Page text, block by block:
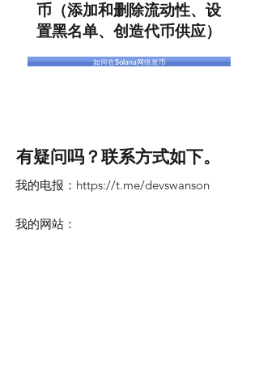
币（添加和删除流动性、设
置黑名单、创造代币供应）
如何在Solana网络发币
有疑问吗？联系方式如下。
我的电报： https://t.me/devswanson
我的网站：